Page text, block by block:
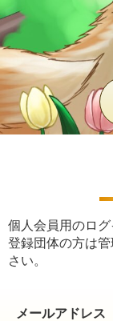
個人会員用のログ
登録団体の方は
さい。
メールアドレス